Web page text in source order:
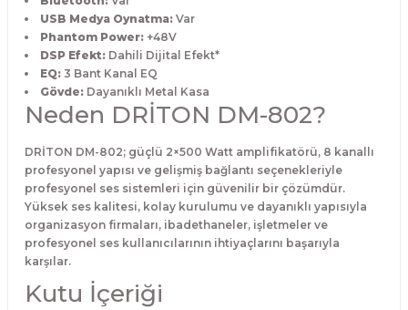
USB Medya Oynatma: Var
Phantom Power: +48V
DSP Efekt: Dahili Dijital Efekt*
EQ: 3 Bant Kanal EQ
Gövde: Dayanıklı Metal Kasa
Neden DRİTON DM-802?
DRİTON DM-802; güçlü 2×500 Watt amplifikatörü, 8 kanallı
profesyonel yapısı ve gelişmiş bağlantı seçenekleriyle
profesyonel ses sistemleri için güvenilir bir çözümdür.
Yüksek ses kalitesi, kolay kurulumu ve dayanıklı yapısıyla
organizasyon firmaları, ibadethaneler, işletmeler ve
profesyonel ses kullanıcılarının ihtiyaçlarını başarıyla
karşılar.
Kutu İçeriği